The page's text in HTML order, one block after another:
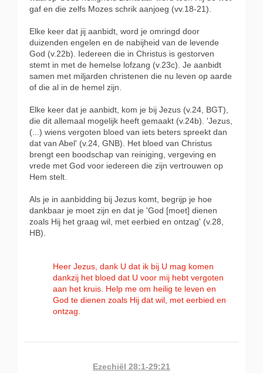
gaf en die zelfs Mozes schrik aanjoeg (vv.18-21).
Elke keer dat jij aanbidt, word je omringd door
duizenden engelen en de nabijheid van de levende
God (v.22b). Iedereen die in Christus is gestorven
stemt in met de hemelse lofzang (v.23c). Je aanbidt
samen met miljarden christenen die nu leven op aarde
of die al in de hemel zijn.
Elke keer dat je aanbidt, kom je bij Jezus (v.24, BGT),
die dit allemaal mogelijk heeft gemaakt (v.24b). 'Jezus,
(...) wiens vergoten bloed van iets beters spreekt dan
dat van Abel' (v.24, GNB). Het bloed van Christus
brengt een boodschap van reiniging, vergeving en
vrede met God voor iedereen die zijn vertrouwen op
Hem stelt.
Als je in aanbidding bij Jezus komt, begrijp je hoe
dankbaar je moet zijn en dat je 'God [moet] dienen
zoals Hij het graag wil, met eerbied en ontzag' (v.28,
HB).
Heer Jezus, dank U dat ik bij U mag komen
dankzij het bloed dat U voor mij hebt vergoten
aan het kruis. Help me om heilig te leven en
God te dienen zoals Hij dat wil, met eerbied en
ontzag.
Ezechiël 28:1-29:21